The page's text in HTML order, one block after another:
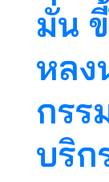
มั่น
หลง
กรร
บริก